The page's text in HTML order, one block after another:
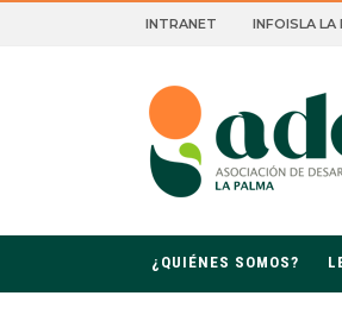
RURAL DE LA PALMA
INTRANET INFOISLA LA
¿QUIÉNES SOMOS?